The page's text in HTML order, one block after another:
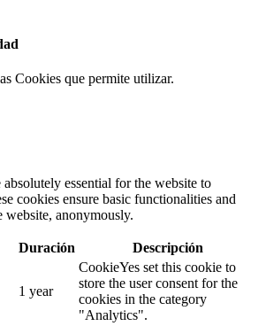
Cookies que permite utilizar.
absolutely essential for the website to
cookies ensure basic functionalities and
website, anonymously.
Duración
Descripción
1 year
CookieYes set this cookie to
store the user consent for the
cookies in the category
"Analytics".